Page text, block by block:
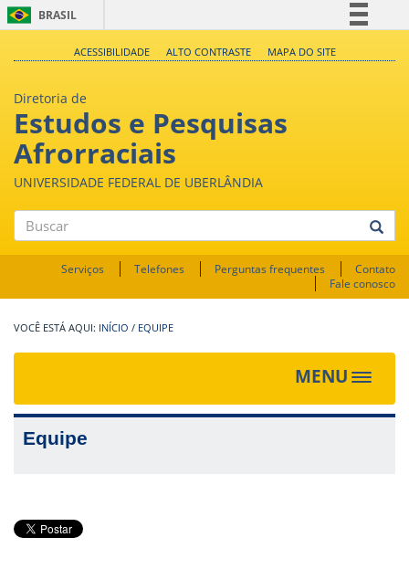
BRASIL
Acesso à informação
ACESSIBILIDADE ALTO CONTRASTE MAPA DO SITE
Diretoria de
Estudos e Pesquisas
Afrorraciais
UNIVERSIDADE FEDERAL DE UBERLÂNDIA
Buscar
Serviços Telefones Perguntas frequentes
Contato
Fale conosco
INÍCIO / EQUIPE
MENU
Toggle
Equipe